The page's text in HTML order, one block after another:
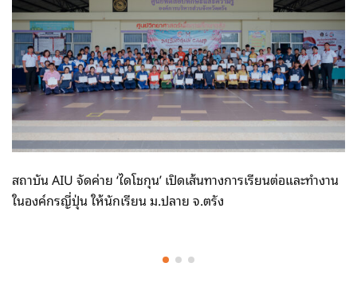
สถาบัน AIU จัดค่าย ‘ไดโชกุน’ เปิดเส้นทางการเรียนต่อและทำงาน
ในองค์กรญี่ปุ่น ให้นักเรียน ม.ปลาย จ.ตรัง